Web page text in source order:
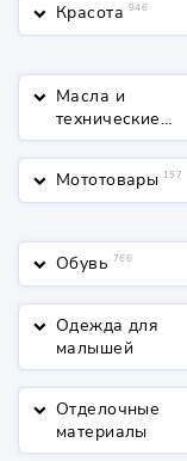
keyboard_arrow_down Красота 946
keyboard_arrow_down Масла и
технические
жидкости
keyboard_arrow_down Мототовары 157
keyboard_arrow_down Обувь 766
keyboard_arrow_down Одежда для
малышей
keyboard_arrow_down Отделочные
материалы